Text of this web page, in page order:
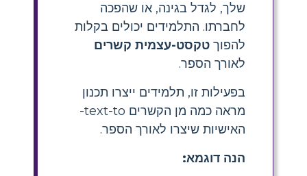
שלך, לגדל בגינה, או שהפכה
לחברתו. התלמידים יכולים בקלות
להפוך טקסט-עצמית קשרים
לאורך הספר.
בפעילות זו, תלמידים ייצרו תכנון
מראה כמה מן הקשרים text-to-
האישיות שיצרו לאורך הספר.
הנה דוגמא: